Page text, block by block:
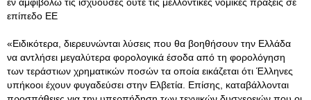
επίπεδο ΕΕ
«Ειδικότερα, διερευνώνται λύσεις που θα βοηθήσουν την Ελλάδα
να αντλήσει μεγαλύτερα φορολογικά έσοδα από τη φορολόγηση
των τεράστιων χρηματικών ποσών τα οποία εικάζεται ότι Έλληνες
υπήκοοι έχουν φυγαδεύσει στην Ελβετία. Επίσης, καταβάλλονται